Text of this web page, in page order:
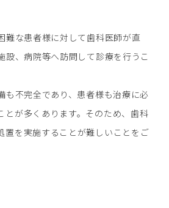
難な患者様に対して歯科医師が直
設、病院等へ訪問して診療を行うこ
不完全であり、患者様も治療に必
とが多くあります。そのため、歯科
置を実施することが難しいことをご